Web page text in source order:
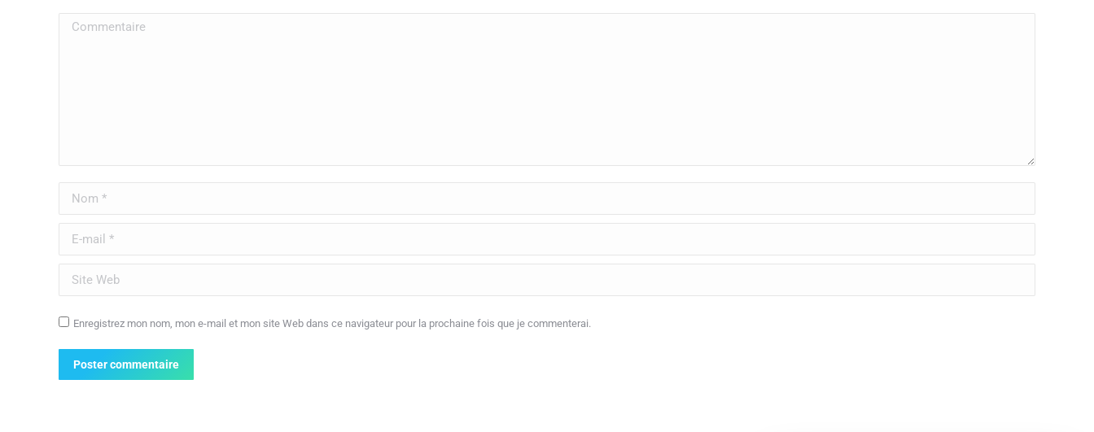
Commentaire
Nom *
E-mail *
Site Web
Enregistrez mon nom, mon e-mail et mon site Web dans ce navigateur pour la prochaine fois que je commenterai.
Poster commentaire